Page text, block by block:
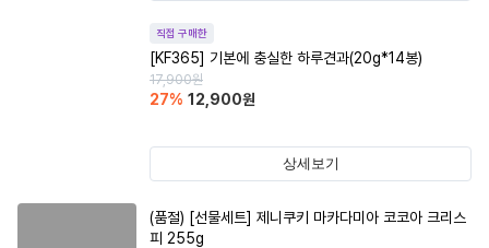
직접 구매한
[KF365] 기본에 충실한 하루견과(20g*14봉)
17,900원
27% 12,900원
상세보기
(품절) [선물세트] 제니쿠키 마카다미아 코코아 크리스
피 255g